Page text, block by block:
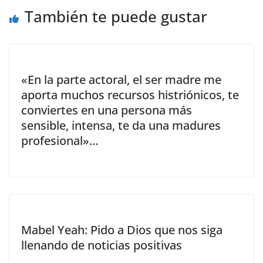
También te puede gustar
«En la parte actoral, el ser madre me
aporta muchos recursos histriónicos, te
conviertes en una persona más
sensible, intensa, te da una madures
profesional»…
Mabel Yeah: Pido a Dios que nos siga
llenando de noticias positivas